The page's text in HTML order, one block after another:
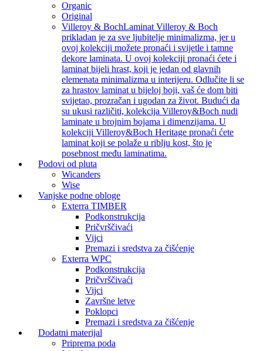
Organic
Original
Villeroy & BochLaminat Villeroy & Boch
prikladan je za sve ljubitelje minimalizma, jer u
ovoj kolekciji možete pronaći i svijetle i tamne
dekore laminata. U ovoj kolekciji pronaći ćete i
laminat bijeli hrast, koji je jedan od glavnih
elemenata minimalizma u interijeru. Odlučite li se
za hrastov laminat u bijeloj boji, vaš će dom biti
svijetao, prozračan i ugodan za život. Budući da
su ukusi različiti, kolekcija Villeroy&Boch nudi
laminate u brojnim bojama i dimenzijama. U
kolekciji Villeroy&Boch Heritage pronaći ćete
laminat koji se polaže u riblju kost, što je
posebnost među laminatima.
Podovi od pluta
Wicanders
Wise
Vanjske podne obloge
Exterra TIMBER
Podkonstrukcija
Pričvrščivaći
Vijci
Premazi i sredstva za čišćenje
Exterra WPC
Podkonstrukcija
Pričvrščivaći
Vijci
Završne letve
Poklopci
Premazi i sredstva za čišćenje
Dodatni materijal
Priprema poda